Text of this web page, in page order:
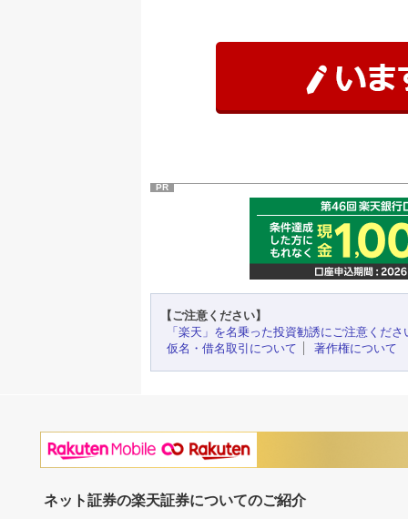
PR
【ご注意ください】
「楽天」を名乗った投資勧誘にご注意くださ
仮名・借名取引について
著作権について
ネット証券の楽天証券についてのご紹介